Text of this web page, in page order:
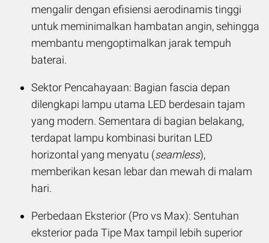
mengalir dengan efisiensi aerodinamis tinggi
untuk meminimalkan hambatan angin, sehingga
membantu mengoptimalkan jarak tempuh
baterai.
Sektor Pencahayaan: Bagian fascia depan
dilengkapi lampu utama LED berdesain tajam
yang modern. Sementara di bagian belakang,
terdapat lampu kombinasi buritan LED
horizontal yang menyatu (seamless),
memberikan kesan lebar dan mewah di malam
hari.
Perbedaan Eksterior (Pro vs Max): Sentuhan
eksterior pada Tipe Max tampil lebih superior